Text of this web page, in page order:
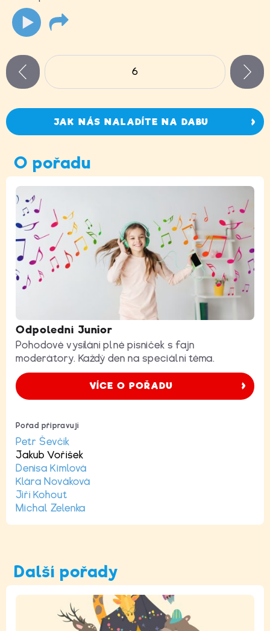
Stránky
6
JAK NÁS NALADÍTE NA DABU
O pořadu
Odpolední Junior
Pohodové vysílání plné písniček s fajn
moderátory. Každý den na speciální téma.
VÍCE O POŘADU
Pořad připravují
Petr Ševčík
Jakub Voříšek
Denisa Kimlová
Klára Nováková
Jiří Kohout
Michal Zelenka
Další pořady